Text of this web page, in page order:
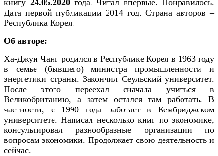
книгу 24.05.2020 года. Читал впервые. Понравилось.
Дата первой публикации2014 год. Страна авторов –
Республика Корея.
Об авторе:
Ха-Джун Чанг родился в Республике Корея в 1963 году
в семье (бывшего) министра промышленности и
энергетики страны. Закончил Сеульский университет.
После этого переехал сначала учиться в
Великобританию, а затем остался там работать. В
частности, с 1990 года работает в Кембриджском
университете. Написал несколько книг по экономике,
консультировал разнообразные организации по
вопросам экономики. Продолжает свою деятельность и
сейчас.